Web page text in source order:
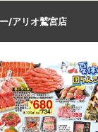
/アリオ鷲宮店